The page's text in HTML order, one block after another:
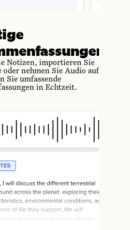
Notizen, importieren Sie
oder nehmen Sie Audio auf
Sie umfassende
in Echtzeit.